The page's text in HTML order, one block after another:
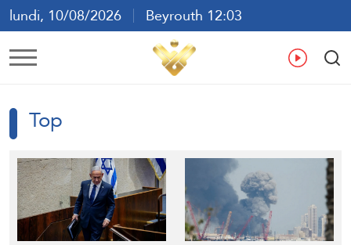
lundi, 10/08/2026
Beyrouth 12:03
ع
Top